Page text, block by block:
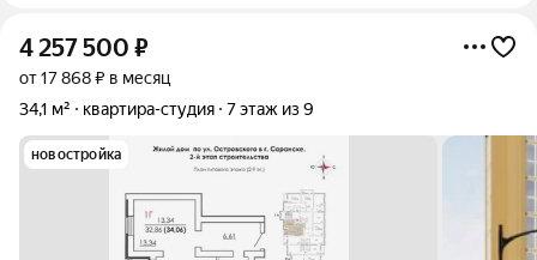
4 257 500 ₽
от 17 868 ₽ в месяц
34,1 м²
квартира-студия 7 этаж из 9
новостройка